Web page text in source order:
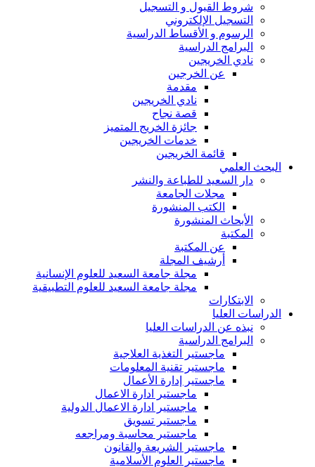
شروط القبول و التسجيل
التسجيل الإلكتروني
الرسوم و الأقساط الدراسية
البرامج الدراسية
نادي الخريجين
عن الخرجين
مقدمة
نادي الخريجين
قصة نجاح
جائزة الخريج المتميز
خدمات الخريجين
قائمة الخريجين
البحث العلمي
دار السعيد للطباعة والنشر
مجلات الجامعة
الكتب المنشورة
الأبحاث المنشورة
المكتبة
عن المكتبة
أرشيف المجلة
مجلة جامعة السعيد للعلوم الإنسانية
مجلة جامعة السعيد للعلوم التطبيقية
الابتكارات
الدراسات العليا
نبذه عن الدراسات العليا
البرامج الدراسية
ماجستير التغذية العلاجية
ماجستير تقنية المعلومات
ماجستير إدارة الأعمال
ماجستير ادارة الاعمال
ماجستير ادارة الاعمال الدولية
ماجستير تسويق
ماجستير محاسبة ومراجعه
ماجستير الشريعة والقانون
ماجستير العلوم الأسلامية